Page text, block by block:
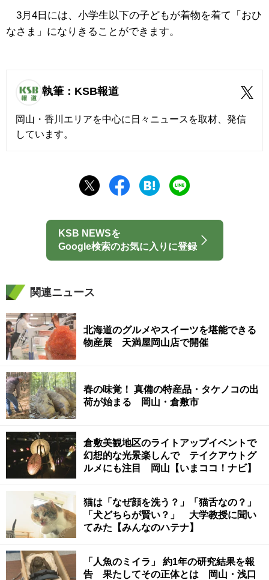
3月4日には、小学生以下の子どもが着物を着て「おひ
なさま」になりきることができます。
執筆：KSB報道
岡山・香川エリアを中心に日々ニュースを取材、発信
しています。
KSB NEWSを
Google検索のお気に入りに登録
関連ニュース
北海道のグルメやスイーツを堪能できる
物産展 天満屋岡山店で開催
春の味覚！ 真備の特産品・タケノコの出
荷が始まる 岡山・倉敷市
倉敷美観地区のライトアップイベントで
幻想的な光景楽しんで テイクアウトグ
ルメにも注目 岡山【いまココ！ナビ】
猫は「なぜ顔を洗う？」「猫舌なの？」
「犬どちらが賢い？」 大学教授に聞い
てみた【みんなのハテナ】
「人魚のミイラ」 約1年の研究結果を報
告 果たしてその正体とは 岡山・浅口